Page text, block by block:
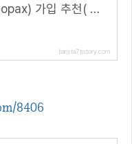
앱테크, 고팍스(Gopax) 가입 추천( 추천코드 : B7ZA4M )
barista7.tistory.com
8406